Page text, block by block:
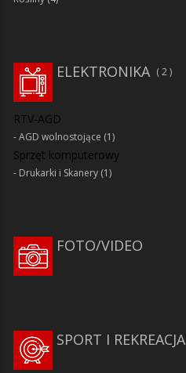
2
ELEKTRONIKA
RTV-AGD
AGD wolnostojące (1)
Sprzęt komputerowy
Drukarki i Skanery (1)
FOTO/VIDEO
SPORT I REKREACJA